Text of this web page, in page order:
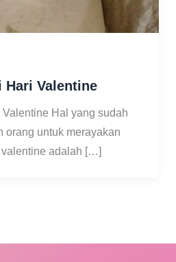
Hari Valentine
Hal yang sudah
orang untuk merayakan
adalah […]